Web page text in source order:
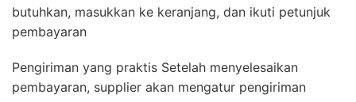
butuhkan, masukkan ke keranjang, dan ikuti petunjuk
pembayaran
Pengiriman yang praktis Setelah menyelesaikan
pembayaran, supplier akan mengatur pengiriman